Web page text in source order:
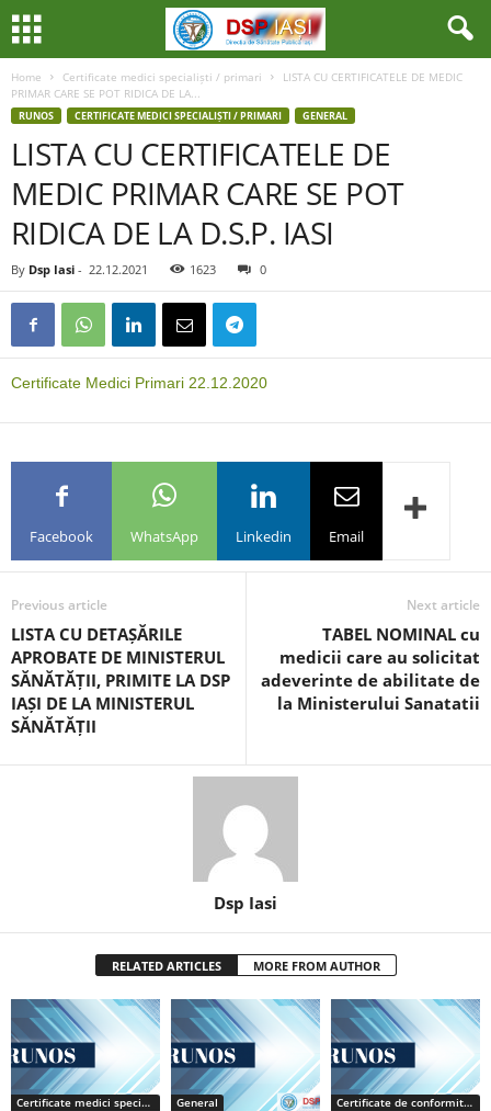
Home Certificate medici specialiști / primari
LISTA CU CERTIFICATELE DE MEDIC
PRIMAR CARE SE POT RIDICA DE LA...
RUNOS CERTIFICATE MEDICI SPECIALIȘTI / PRIMARI GENERAL
LISTA CU CERTIFICATELE DE
MEDIC PRIMAR CARE SE POT
RIDICA DE LA D.S.P. IASI
By Dsp Iasi - 22.12.2021 1623 0
Certificate Medici Primari 22.12.2020
Facebook WhatsApp Linkedin Email
Previous article
LISTA CU DETAȘĂRILE
APROBATE DE MINISTERUL
SĂNĂTĂȚII, PRIMITE LA DSP
IAȘI DE LA MINISTERUL
SĂNĂTĂȚII
Next article
TABEL NOMINAL cu
medicii care au solicitat
adeverinte de abilitate de
la Ministerului Sanatatii
Dsp Iasi
RELATED ARTICLES MORE FROM AUTHOR
Certificate medici specialiști / primari General Certificate de conformitate